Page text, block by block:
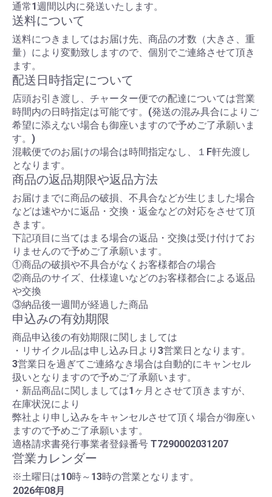
通常1週間以内に発送いたします。
送料について
送料につきましてはお届け先、商品の才数（大きさ、重
量）により変動致しますので、個別でご連絡させて頂き
ます。
配送日時指定について
店頭お引き渡し、チャーター便での配達については営業
時間内の日時指定は可能です。(発送の混み具合によりご
希望に添えない場合も御座いますので予めご了承願いま
す。)
混載便でのお届けの場合は時間指定なし、１F軒先渡し
となります。
商品の返品期限や返品方法
お届けまでに商品の破損、不具合などが生じました場合
などは速やかに返品・交換・返金などの対応をさせて頂
きます。
下記項目に当てはまる場合の返品・交換は受け付けてお
りませんので予めご了承願います。
①商品の破損や不具合がなくお客様都合の場合
②商品のサイズ、仕様違いなどのお客様都合による返品
や交換
③納品後一週間が経過した商品
申込みの有効期限
商品申込後の有効期限に関しましては
・リサイクル品は申し込み日より3営業日となります。
3営業日を過ぎてご連絡なき場合は自動的にキャンセル
扱いとなりますので予めご了承願います。
・新品商品に関しましては1ヶ月とさせて頂きますが、
在庫状況により
弊社より申し込みをキャンセルさせて頂く場合が御座い
ますので予めご了承願います。
適格請求書発行事業者登録番号 T7290002031207
営業カレンダー
※土曜日は10時～13時の営業となります。
2026年08月